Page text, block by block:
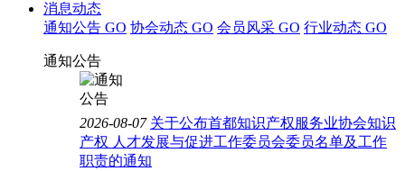
消息动态
通知公告 GO 协会动态 GO 会员风采 GO 行业动态 GO
通知公告
2026-08-07 关于公布首都知识产权服务业协会知识
产权 人才发展与促进工作委员会委员名单及工作
职责的通知